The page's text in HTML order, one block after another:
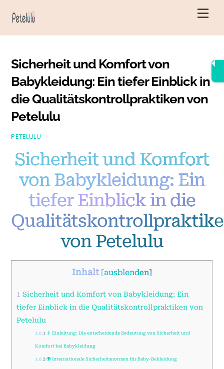
Inhalt
Sicherheit und Komfort von
Babykleidung: Ein tiefer Einblick in
die Qualitätskontrollpraktiken von
Petelulu
PETELULU
Sicherheit und Komfort
von Babykleidung: Ein
tiefer Einblick in die
von Petelulu
Inhalt [ausblenden]
1 Sicherheit und Komfort von Babykleidung: Ein
tiefer Einblick in die Qualitätskontrollpraktiken von
Petelulu
1.0.1 🍼 Einleitung: Die entscheidende Bedeutung von Sicherheit und
Komfort bei Babykleidung
1.0.2 🌍 Internationale Sicherheitsnormen für Baby-Bekleidung